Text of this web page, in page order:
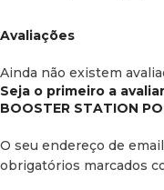
Avaliações
Ainda não existem
Seja o primeiro a avaliar
BOOSTER STATION
O seu endereço de
obrigatórios marcados